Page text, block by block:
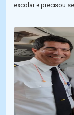
escolar e precisou ser